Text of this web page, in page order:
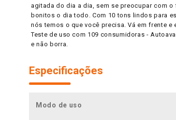
agitada do dia a dia, sem se preocupar com
bonitos o dia todo. Com 10 tons lindos para
nós temos o que você precisa. Vá em frente
Teste de uso com 109 consumidoras -
e não borra.
Especificações
Modo de uso